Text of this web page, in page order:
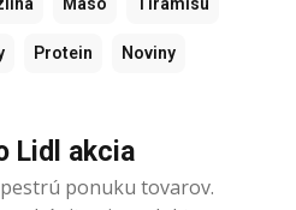
Protein Noviny
Lidl akcia
ponuku tovarov.